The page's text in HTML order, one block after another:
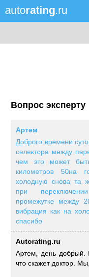
autorating.ru
Вопрос эксперту
Артем
Доброго времени
селектора между
чем это может
километров 50на
холодную снова
при
промежутке между
вибрация как на
спасибо
Autorating.ru
Артем, день добрый.
что скажет доктор.